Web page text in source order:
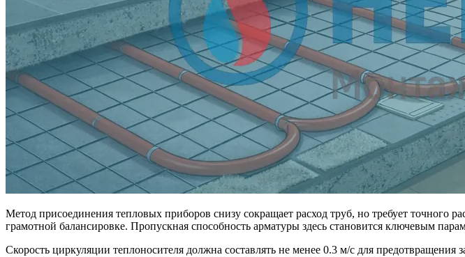
Метод присоединения тепловых приборов снизу сокращает расход труб, но требует точного
грамотной балансировке. Пропускная способность арматуры здесь становится ключевым
Скорость циркуляции теплоносителя должна составлять не менее 0.3 м/с для